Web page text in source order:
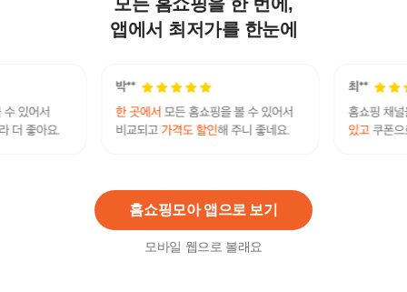
앱에서 최저가를 한눈에
홈쇼핑모아 앱으로 보기
모바일 웹으로 볼래요
누스 천연소가죽 아
사몰가 보테가베네타
호환 이너백 (BV-Andia
33,600원